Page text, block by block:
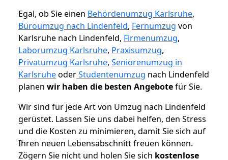
Egal, ob Sie einen Behördenumzug Karlsruhe,
Büroumzug nach Lindenfeld, Fernumzug von
Karlsruhe nach Lindenfeld, Firmenumzug,
Laborumzug Karlsruhe, Praxisumzug,
Privatumzug Karlsruhe, Seniorenumzug in
KarlsruheoderStudentenumzug nach Lindenfeld
planen wir haben die besten Angebotefür Sie.
Wir sind für jede Art von Umzug nach Lindenfeld
gerüstet. Lassen Sie uns dabei helfen, den Stress
und die Kosten zu minimieren, damit Sie sich auf
Ihren neuen Lebensabschnitt freuen können.
Zögern Sie nicht und holen Sie sich kostenlose